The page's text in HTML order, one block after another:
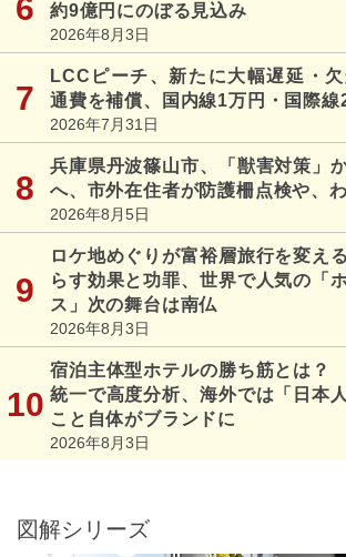
約9億円にのぼる見込み
2026年8月3日
LCCピーチ、新たに大幅遅延・
通費を補償、国内線1万円・国際線
2026年7月31日
兵庫県丹波篠山市、「獣害対策」
へ、市外在住者が防護柵点検や、
2026年8月5日
ロケ地めぐりが富裕層旅行を変え
らす効果と功罪、世界で人気の「
ス」次の舞台は南仏
2026年8月3日
宿泊主体型ホテルの勝ち筋とは？
統一で高度分析、海外では「日本
こと自体がブランドに
2026年8月3日
図解シリーズ